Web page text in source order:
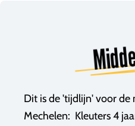
Dit is de 'tijdlijn' voor de
Mechelen: Kleuters 4